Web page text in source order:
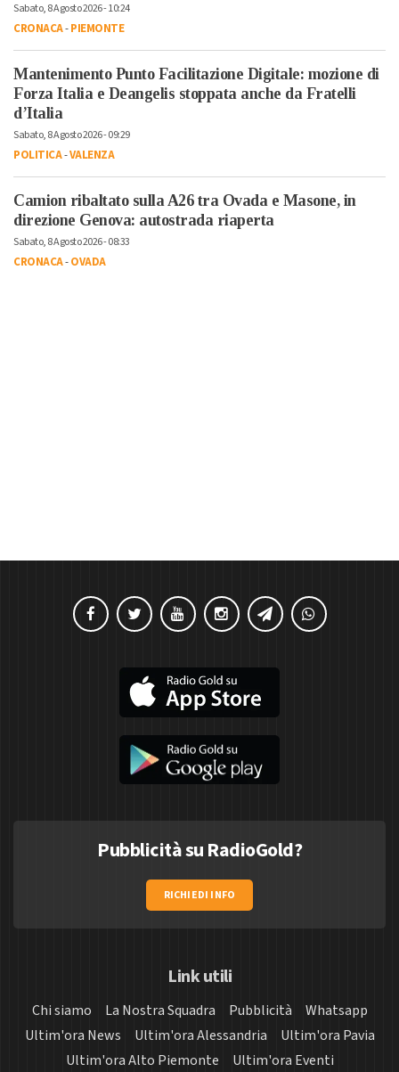
Sabato, 8 Agosto 2026 - 10:24
CRONACA-PIEMONTE
Mantenimento Punto Facilitazione Digitale: mozione di
Forza Italia e Deangelis stoppata anche da Fratelli
d’Italia
Sabato, 8 Agosto 2026 - 09:29
POLITICA-VALENZA
Camion ribaltato sulla A26 tra Ovada e Masone, in
direzione Genova: autostrada riaperta
Sabato, 8 Agosto 2026 - 08:33
CRONACA-OVADA
Pubblicità su RadioGold?
RICHIEDI INFO
Link utili
Chi siamo La Nostra Squadra Pubblicità
Whatsapp
Ultim'ora News
Ultim'ora Alessandria
Ultim'ora Pavia
Ultim'ora Alto Piemonte
Ultim'ora Eventi